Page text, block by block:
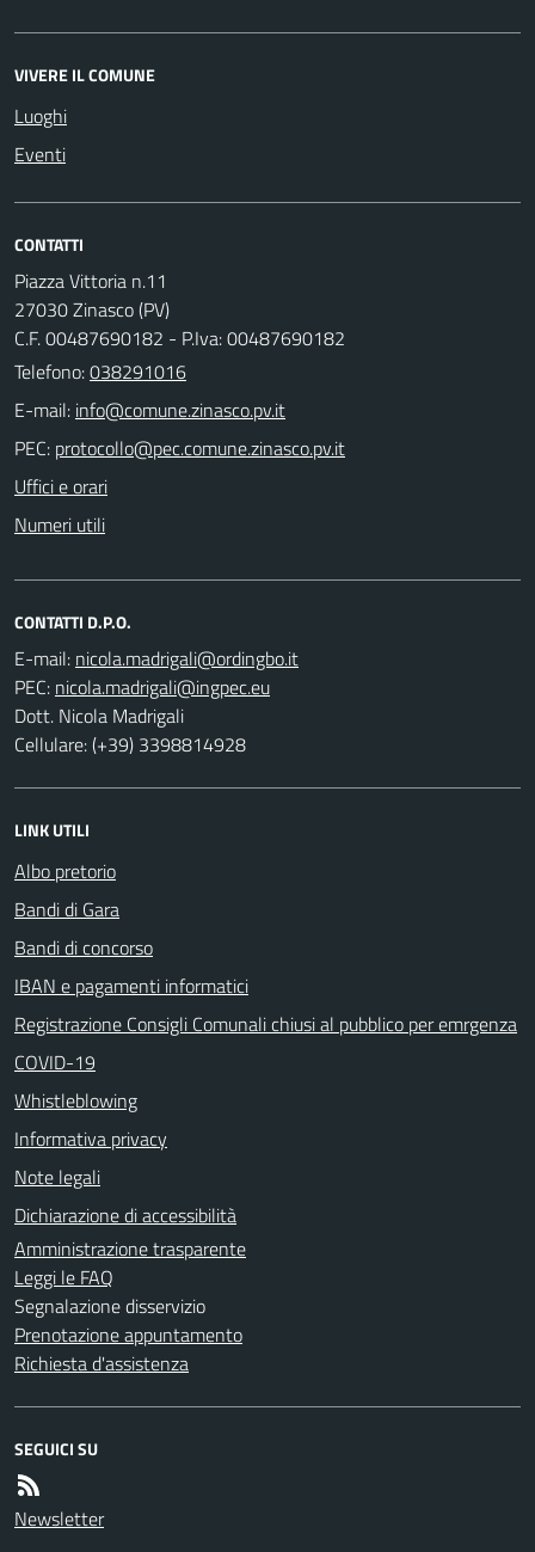
VIVERE IL COMUNE
Luoghi
Eventi
CONTATTI
Piazza Vittoria n.11
27030 Zinasco (PV)
C.F. 00487690182 - P.Iva: 00487690182
Telefono:038291016
E-mail:
PEC:
Uffici e orari
Numeri utili
CONTATTI D.P.O.
E-mail:
PEC:
Dott. Nicola Madrigali
Cellulare: (+39) 3398814928
LINK UTILI
Albo pretorio
Bandi di Gara
Bandi di concorso
IBAN e pagamenti informatici
Registrazione Consigli Comunali chiusi al pubblico per emrgenza
COVID-19
Whistleblowing
Informativa privacy
Note legali
Dichiarazione di accessibilità
Amministrazione trasparente
Leggi le FAQ
Segnalazione disservizio
Prenotazione appuntamento
Richiesta d'assistenza
SEGUICI SU
Newsletter